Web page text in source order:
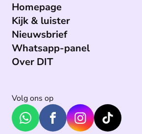
Homepage
Kijk & luister
Nieuwsbrief
Whatsapp-panel
Over DIT
Volg ons op